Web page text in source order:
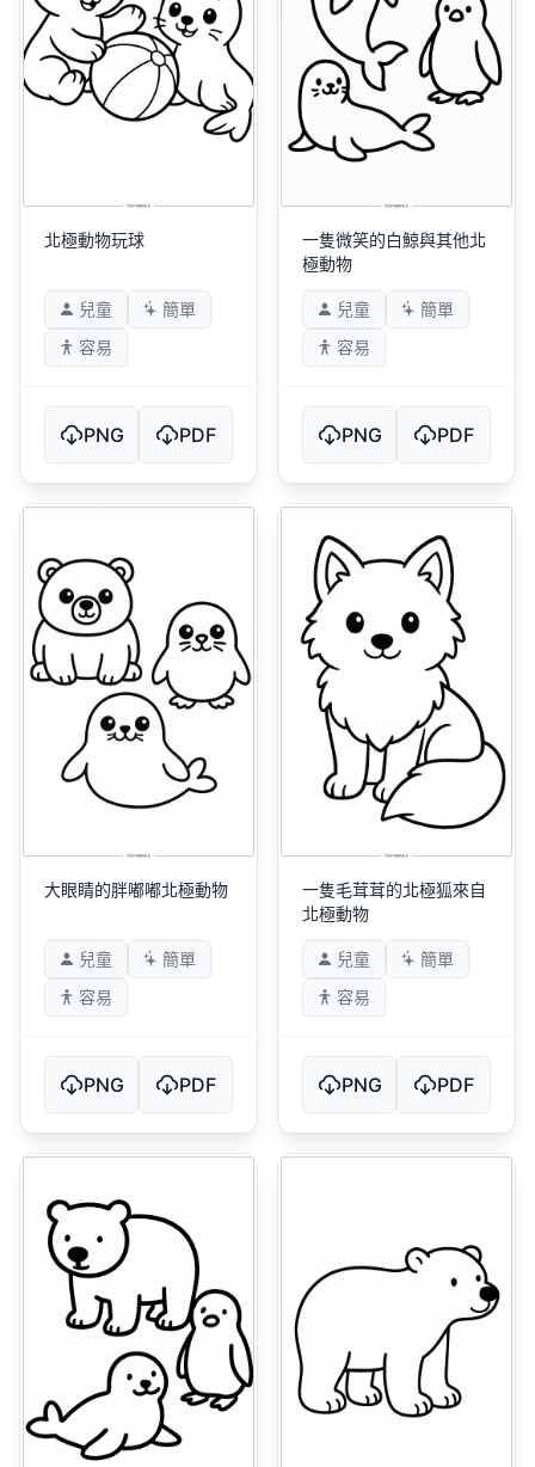
北極動物玩球
兒童
簡單
容易
PNG PDF
一隻微笑的白鯨與其他北
極動物
兒童
簡單
容易
PNG PDF
大眼睛的胖嘟嘟北極動物
兒童
簡單
容易
PNG PDF
一隻毛茸茸的北極狐來自
北極動物
兒童
簡單
容易
PNG PDF